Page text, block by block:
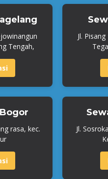
Tengah,
Jl.
rasa, kec.
Jl.